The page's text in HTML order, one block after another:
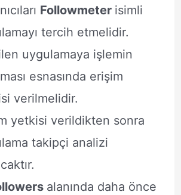
Followmeter isimli
tercih etmelidir.
uygulamaya işlemin
esnasında erişim
verilmelidir.
yetkisi verildikten sonra
takipçi analizi
alanında daha önce